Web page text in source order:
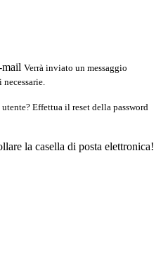
Verrà inviato un messaggio
Effettua il reset della password
la casella di posta elettronica!